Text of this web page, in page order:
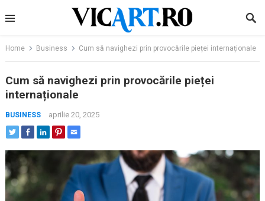
to
Home Business Cum să navighezi prin provocările pieței internaționale
Cum să navighezi prin provocările pieței
internaționale
BUSINESS aprilie 20, 2025